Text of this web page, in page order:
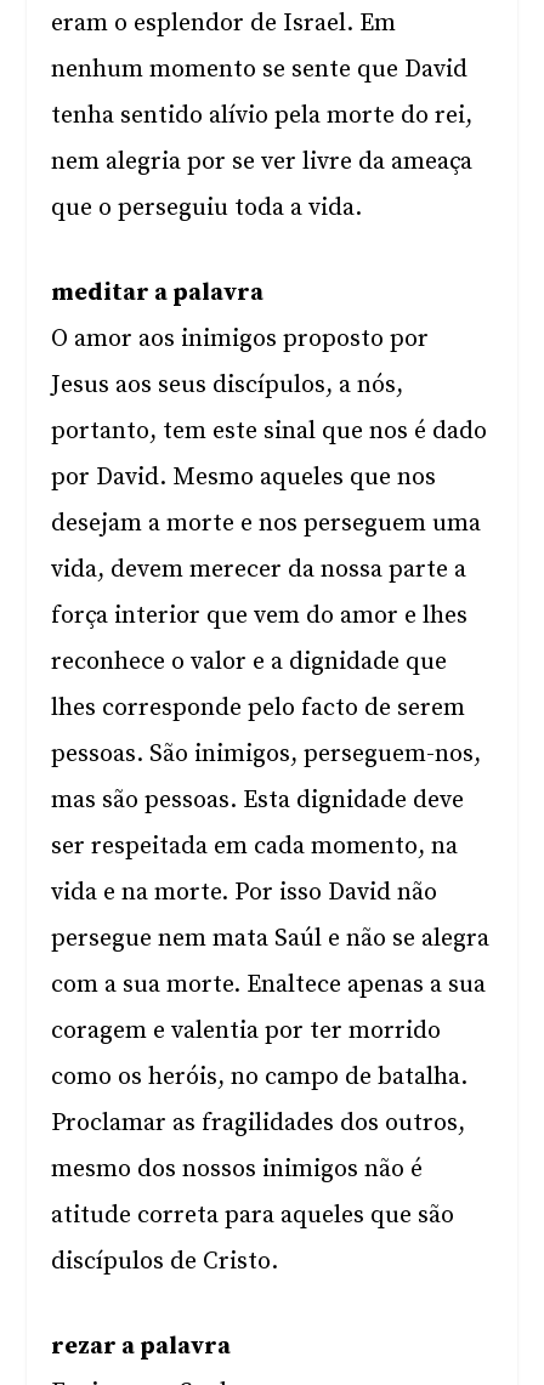
eram o esplendor de Israel. Em
nenhum momento se sente que David
tenha sentido alívio pela morte do rei,
nem alegria por se ver livre da ameaça
que o perseguiu toda a vida.
meditar a palavra
O amor aos inimigos proposto por
Jesus aos seus discípulos, a nós,
portanto, tem este sinal que nos é dado
por David. Mesmo aqueles que nos
desejam a morte e nos perseguem uma
vida, devem merecer da nossa parte a
força interior que vem do amor e lhes
reconhece o valor e a dignidade que
lhes corresponde pelo facto de serem
pessoas. São inimigos, perseguem-nos,
mas são pessoas. Esta dignidade deve
ser respeitada em cada momento, na
vida e na morte. Por isso David não
persegue nem mata Saúl e não se alegra
com a sua morte. Enaltece apenas a sua
coragem e valentia por ter morrido
como os heróis, no campo de batalha.
Proclamar as fragilidades dos outros,
mesmo dos nossos inimigos não é
atitude correta para aqueles que são
discípulos de Cristo.
rezar a palavra